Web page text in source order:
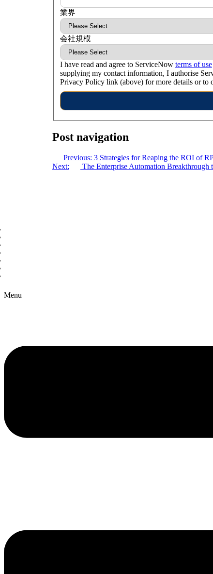
業界
会社規模
I have read and agree to ServiceNow terms of use
supplying my contact information, I authorise
Privacy Policy link (above) for more details or to
Post navigation
Previous: 3 Strategies for Reaping the ROI of
Next:
The Enterprise Automation Breakthrough
Menu